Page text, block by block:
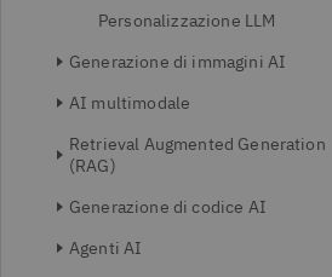
Personalizzazione LLM
Generazione di immagini AI
AI multimodale
Retrieval Augmented Generation
(RAG)
Generazione di codice AI
Agenti AI